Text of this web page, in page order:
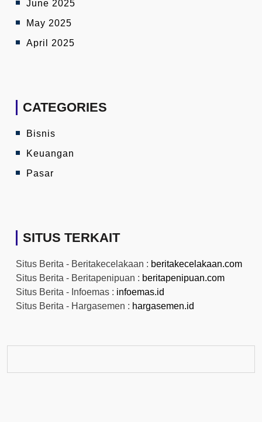
June 2025
May 2025
April 2025
CATEGORIES
Bisnis
Keuangan
Pasar
SITUS TERKAIT
Situs Berita - Beritakecelakaan : beritakecelakaan.com
Situs Berita - Beritapenipuan : beritapenipuan.com
Situs Berita - Infoemas : infoemas.id
Situs Berita - Hargasemen : hargasemen.id